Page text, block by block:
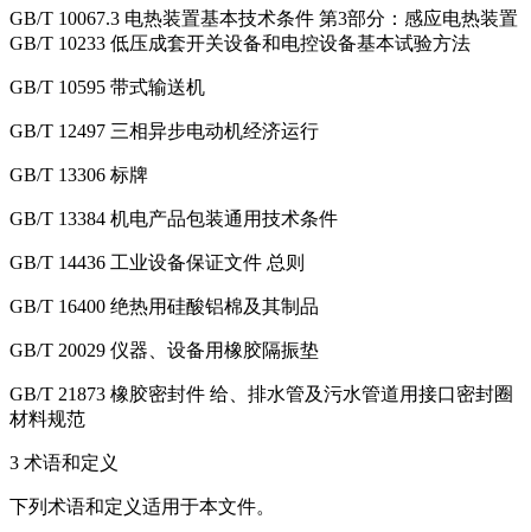
GB/T 10067.3 电热装置基本技术条件 第3部分：感应电热装置
GB/T 10233 低压成套开关设备和电控设备基本试验方法
GB/T 10595 带式输送机
GB/T 12497 三相异步电动机经济运行
GB/T 13306 标牌
GB/T 13384 机电产品包装通用技术条件
GB/T 14436 工业设备保证文件 总则
GB/T 16400 绝热用硅酸铝棉及其制品
GB/T 20029 仪器、设备用橡胶隔振垫
GB/T 21873 橡胶密封件 给、排水管及污水管道用接口密封圈
材料规范
3 术语和定义
下列术语和定义适用于本文件。